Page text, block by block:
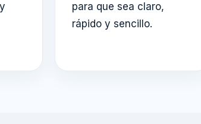
para que sea claro,
rápido y sencillo.